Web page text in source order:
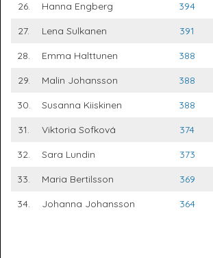
26.
Hanna Engberg
394
27.
Lena Sulkanen
391
28.
Emma Halttunen
388
29.
Malin Johansson 388
30.
Susanna Kiiskinen 388
31.
Viktoria Sofková
374
32.
Sara Lundin
373
33.
Maria Bertilsson
369
34.
Johanna Johansson 364